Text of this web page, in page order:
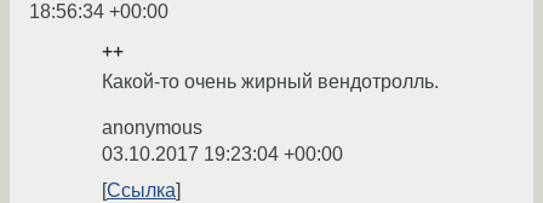
18:56:34 +00:00
++
Какой-то очень жирный вендотролль.
anonymous
03.10.2017 19:23:04 +00:00
Ссылка